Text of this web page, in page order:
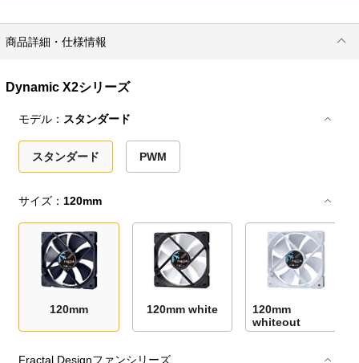
商品詳細・仕様情報
Dynamic X2シリーズ
モデル： スタンダード
スタンダード PWM
サイズ： 120mm
120mm 120mm white
120mm
whiteout
Fractal Designファンシリーズ